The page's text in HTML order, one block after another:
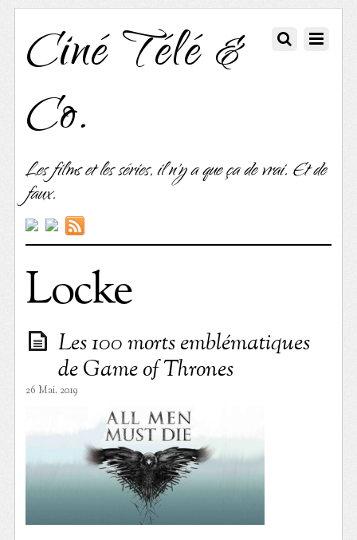
Ciné Télé &
Co.
Les films et les séries, il n'y a que ça de vrai. Et de
faux.
Locke
Les 100 morts emblématiques
de Game of Thrones
26 Mai. 2019